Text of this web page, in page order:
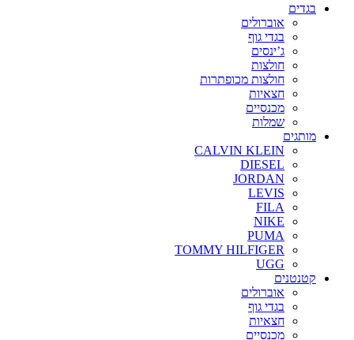
בגדים
אוברולים
בגדי גוף
ג’ינסים
חולצות
חולצות מכופתרות
חצאיות
מכנסיים
שמלות
מותגים
CALVIN KLEIN
DIESEL
JORDAN
LEVIS
FILA
NIKE
PUMA
TOMMY HILFIGER
UGG
קטנטנים
אוברולים
בגדי גוף
חצאיות
מכנסיים